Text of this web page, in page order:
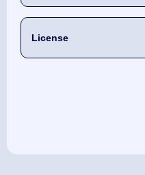
License